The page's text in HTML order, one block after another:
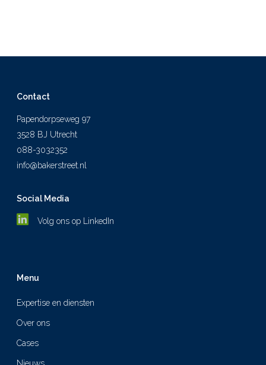
Contact
Papendorpseweg 97
3528 BJ Utrecht
088-3032352
info@bakerstreet.nl
Social Media
Volg ons op LinkedIn
Menu
Expertise en diensten
Over ons
Cases
Nieuws